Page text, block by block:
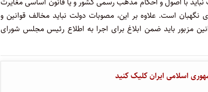
است‏. علاوه‏ بر این‏، مصوبات‏ دولت‏ نباید مخالف قوانین‏ و
مزبور باید ضمن‏ ابلاغ‏ برای‏ اجرا به‏ اطلاع‏ رئیس‏ مجلس‏ شورای‏
اسلامی ایران کلیک کنید